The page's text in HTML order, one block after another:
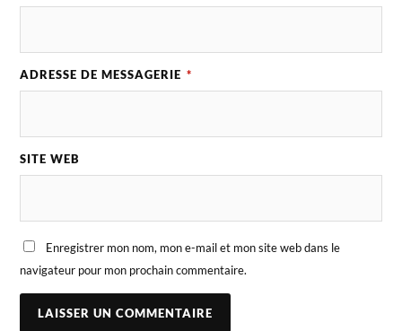
ADRESSE DE MESSAGERIE *
SITE WEB
Enregistrer mon nom, mon e-mail et mon site web dans le
navigateur pour mon prochain commentaire.